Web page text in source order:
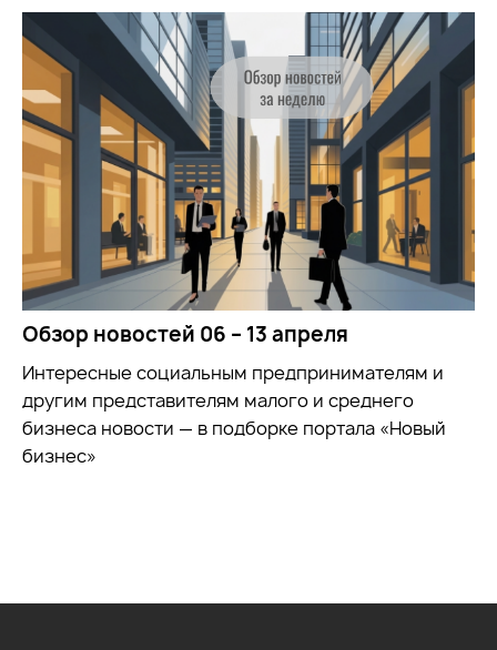
Обзор новостей 06 – 13 апреля
Интересные социальным предпринимателям и
другим представителям малого и среднего
бизнеса новости — в подборке портала «Новый
бизнес»